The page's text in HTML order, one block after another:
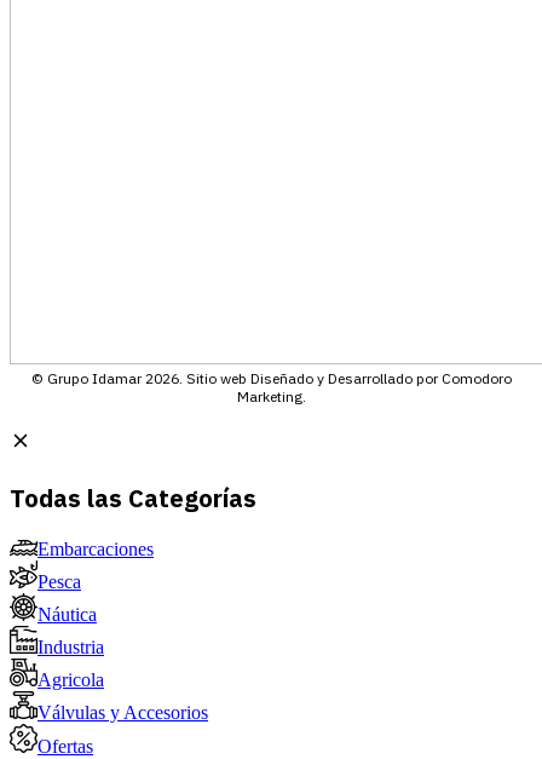
© Grupo Idamar 2026. Sitio web Diseñado y Desarrollado por Comodoro
Marketing.
Todas las Categorías
Embarcaciones
Pesca
Náutica
Industria
Agricola
Válvulas y Accesorios
Ofertas